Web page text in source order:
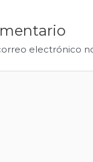
electrónico